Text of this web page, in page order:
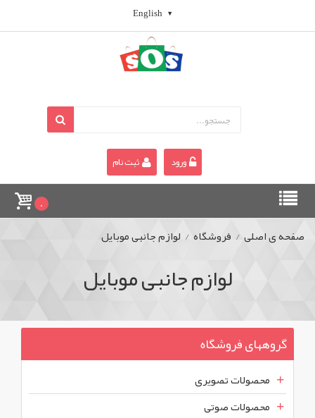
English
ورود ثبت نام
0
صفحه ی اصلی / فروشگاه / لوازم جانبی موبایل
لوازم جانبی موبایل
گروههای فروشگاه
محصولات تصویری
محصولات صوتی